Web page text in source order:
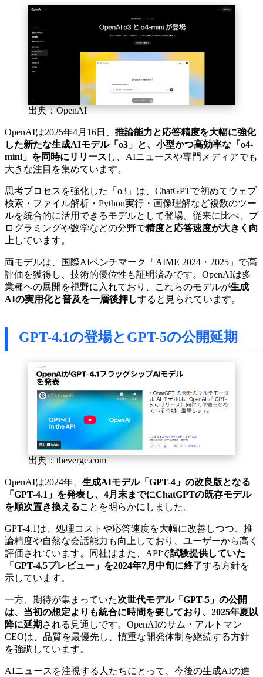
出典：OpenAI
OpenAIは2025年4月16日、 推論能力と応答精度を大幅に強化
した新たな生成AIモデル「o3」と、小型かつ高効率な「o4-
mini」を同時にリリース し、AIニュースや専門メディアでも
大きな注目を集めています。
思考プロセスを強化した「o3」は、ChatGPTで初めてウェブ
検索・ファイル解析・Python実行・画像理解など複数のツー
ルを統合的に活用できるモデルとして登場。従来に比べ、プ
ログラミングや数学などの分野で精度と応答速度が大きく向
上 しています。
両モデルは、国際AIベンチマーク「AIME 2024・2025」で高
評価を獲得し、技術的優位性も証明済みです。OpenAIは多
業種への展開を視野に入れており、これらのモデルが生成
AIの実用化と普及を一層後押しすると見られています。
GPT-4.1の登場とGPT-5の公開延期
出典：theverge.com
OpenAIは2024年、 生成AIモデル「GPT-4」の改良版となる
「GPT-4.1」を発表し、4月末までにChatGPTの既存モデル
を順次置き換えることを明らかにしました。
GPT-4.1は、処理コストや応答速度を大幅に改善しつつ、推
論精度や自然な会話能力も向上しており、ユーザーから高く
評価されています。同社はまた、APIで試験提供していた
「GPT-4.5プレビュー」を2024年7月中旬に終了する方針を
示しています。
一方、期待が集まっていた次世代モデル「GPT-5」の公開
は、当初の想定よりも統合に時間を要しており、2025年夏以
降に延期 される見通しです。OpenAIのサム・アルトマン
CEOは、品質を最優先し、慎重な開発体制を継続する方針
を強調しています。
AIニュースを注視する人たちにとって、今後の生成AIの進